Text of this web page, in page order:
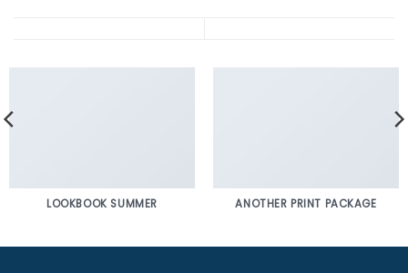
LOOKBOOK SUMMER ANOTHER PRINT PACKAGE